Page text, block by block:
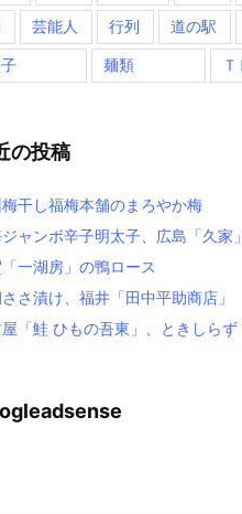
芸能人 行列 道の駅
麺類 Ｔ
の投稿
干し福梅本舗のまろやか梅
ャンボ辛子明太子、広島「久家」
一湖房」の鴨ロース
さ漬け、福井「田中平助商店」
「鮭 ひもの吾東」、ときしらず